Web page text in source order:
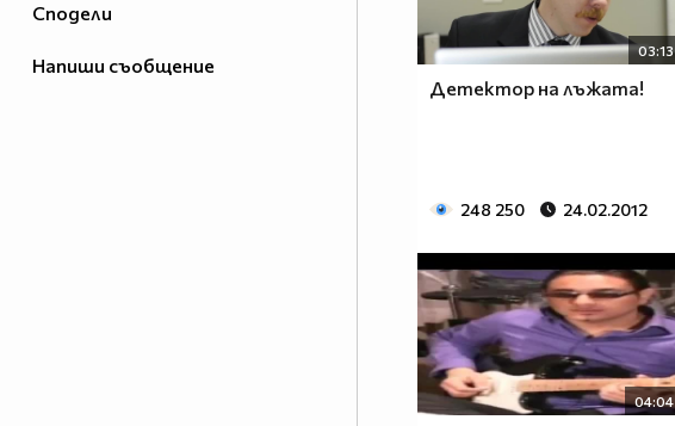
Сподели
Напиши съобщение
03:13
Детектор на лъжата!
248 250 24.02.2012
04:04